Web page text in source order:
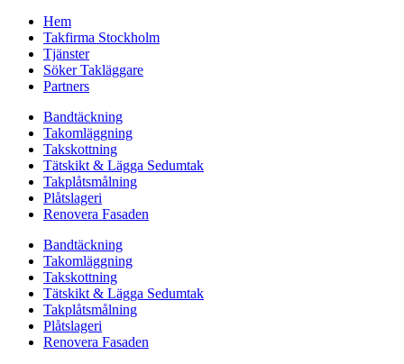
Hem
Takfirma Stockholm
Tjänster
Söker Takläggare
Partners
Bandtäckning
Takomläggning
Takskottning
Tätskikt & Lägga Sedumtak
Takplåtsmålning
Plåtslageri
Renovera Fasaden
Bandtäckning
Takomläggning
Takskottning
Tätskikt & Lägga Sedumtak
Takplåtsmålning
Plåtslageri
Renovera Fasaden